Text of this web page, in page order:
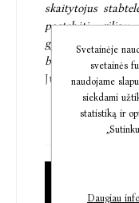
skaitytojus
pastebėti,
gyvenimą
baigėsi, būtų ne
Jurga
„Kas būna, jei
Gyvenimas,
užsistovėjusia
€10,55
Svetainėje
svetainės
naudojame
siekdami
statistiką ir
Daugiau